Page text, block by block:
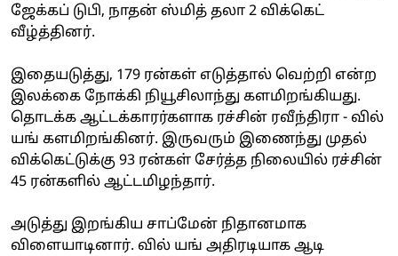
ஜேக்கப் டுபி, நாதன் ஸ்மித் தலா 2 விக்கெட்
வீழ்த்தினர்.
இதையடுத்து, 179 ரன்கள் எடுத்தால் வெற்றி என்ற
இலக்கை நோக்கி நியூசிலாந்து களமிறங்கியது.
தொடக்க ஆட்டக்காரர்களாக ரச்சின் ரவீந்திரா - வில்
யங் களமிறங்கினர். இருவரும் இணைந்து முதல்
விக்கெட்டுக்கு 93 ரன்கள் சேர்த்த நிலையில் ரச்சின்
45 ரன்களில் ஆட்டமிழந்தார்.
அடுத்து இறங்கிய சாப்மேன் நிதானமாக
விளையாடினார். வில் யங் அதிரடியாக ஆடி